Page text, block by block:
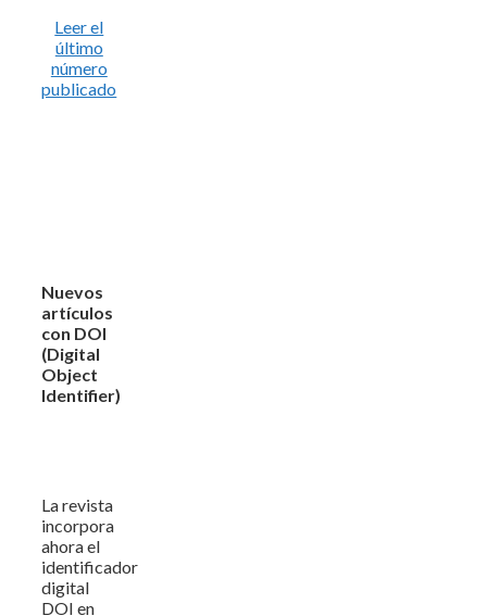
Leer el
último
número
publicado
Nuevos
artículos
con DOI
(Digital
Object
Identifier)
La revista
incorpora
ahora el
identificador
digital
DOI en